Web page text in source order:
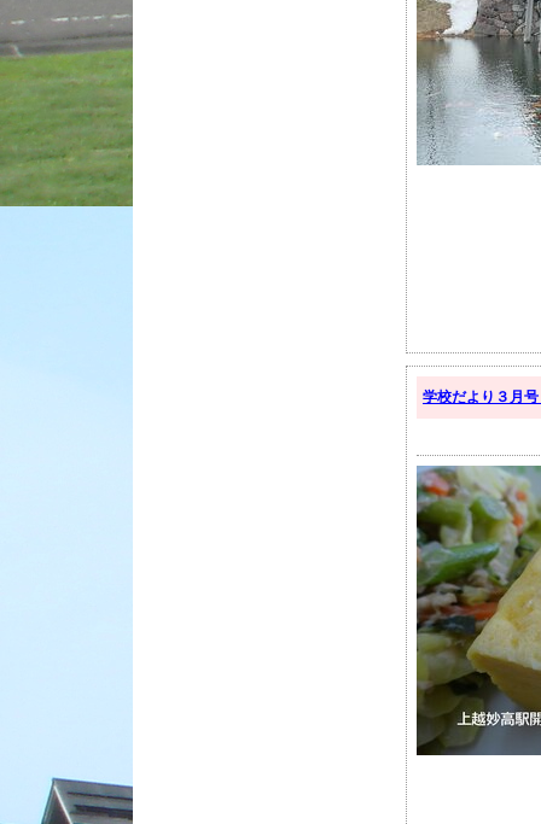
学校だより３月